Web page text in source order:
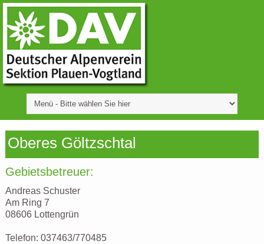
Oberes Göltzschtal
Gebietsbetreuer:
Andreas Schuster
Am Ring 7
08606 Lottengrün
Telefon: 037463/770485